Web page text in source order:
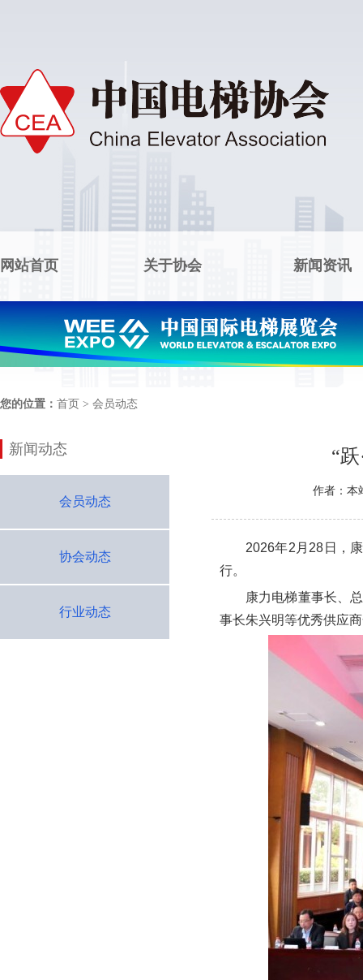
网站首页 关于协会 新闻资讯
您的位置： 首页 > 会员动态
新闻动态
会员动态
协会动态
行业动态
“
作者：本
2026年2月28日，
行。
康力电梯董事长、
事长朱兴明等优秀供应